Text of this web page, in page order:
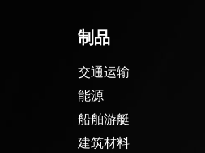
制品
交通运输
能源
船舶游艇
建筑材料